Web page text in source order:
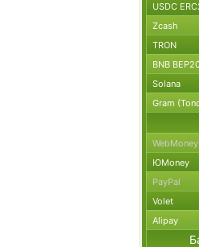
USDC
Zcash
TRON
BNB
Solana
Gram
WebMoney
ЮMoney
PayPal
Volet
Alipay